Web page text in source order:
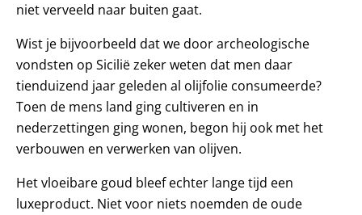
niet verveeld naar buiten gaat.
Wist je bijvoorbeeld dat we door archeologische
vondsten op Sicilië zeker weten dat men daar
tienduizend jaar geleden al olijfolie consumeerde?
Toen de mens land ging cultiveren en in
nederzettingen ging wonen, begon hij ook met het
verbouwen en verwerken van olijven.
Het vloeibare goud bleef echter lange tijd een
luxeproduct. Niet voor niets noemden de oude